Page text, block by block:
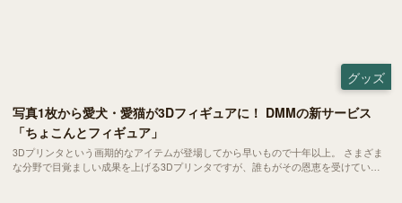
グッズ
写真1枚から愛犬・愛猫が3Dフィギュアに！ DMMの新サービス
「ちょこんとフィギュア」
3Dプリンタという画期的なアイテムが登場してから早いもので十年以上。 さまざま
な分野で目覚ましい成果を上げる3Dプリンタですが、誰もがその恩恵を受けている